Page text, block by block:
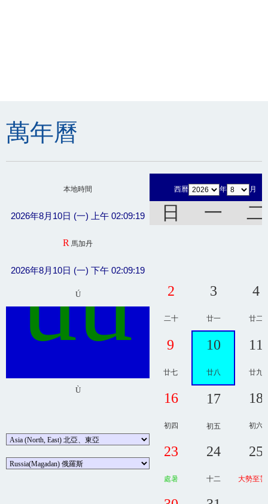
萬年曆
本地時間
2026年8月10日 (一) 上午 02:09:19
R 馬加丹
2026年8月10日 (一) 下午 02:09:19
Ú
ûû
Ù
西曆 年 月
日 一 二
2
二十
3
廿一
4
廿二
9
廿七
10
廿八
11
廿九
16
初四
17
初五
18
初六
23
處暑
24
十二
25
大勢至